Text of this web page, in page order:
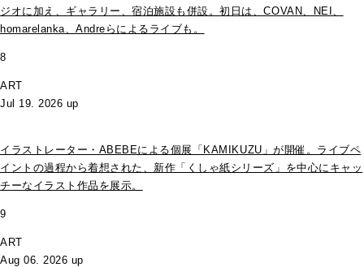
ジオに加え、ギャラリー、宿泊施設も併設。初日は、COVAN、NEI、
homarelanka、Andreらによるライブも。
8
ART
Jul 19. 2026 up
イラストレーター・ABEBEによる個展「KAMIKUZU」が開催。ライブペ
イントの過程から着想された、新作「くしゃ紙シリーズ」を中心にキャッ
チーなイラスト作品を展示。
9
ART
Aug 06. 2026 up